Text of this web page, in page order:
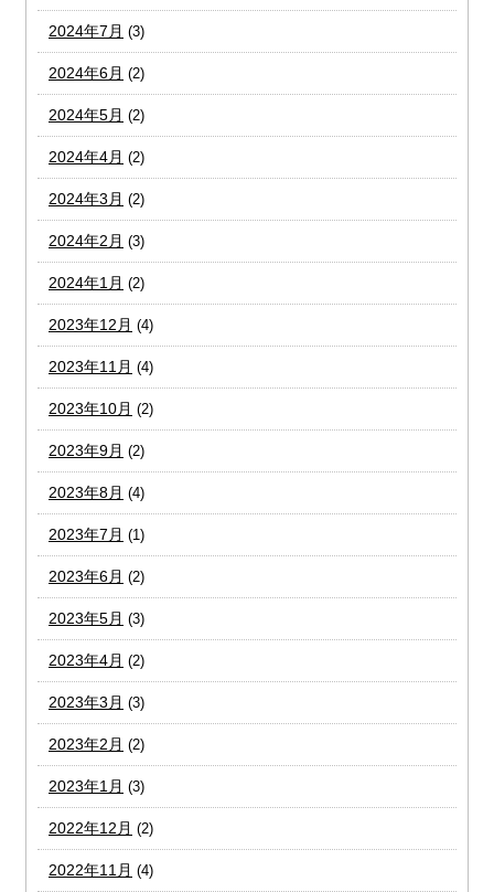
2024年7月 (3)
2024年6月 (2)
2024年5月 (2)
2024年4月 (2)
2024年3月 (2)
2024年2月 (3)
2024年1月 (2)
2023年12月 (4)
2023年11月 (4)
2023年10月 (2)
2023年9月 (2)
2023年8月 (4)
2023年7月 (1)
2023年6月 (2)
2023年5月 (3)
2023年4月 (2)
2023年3月 (3)
2023年2月 (2)
2023年1月 (3)
2022年12月 (2)
2022年11月 (4)